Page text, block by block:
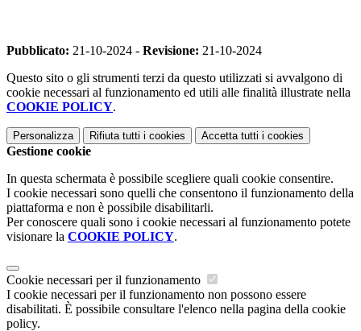
Pubblicato: 21-10-2024 - Revisione: 21-10-2024
Questo sito o gli strumenti terzi da questo utilizzati si avvalgono di
cookie necessari al funzionamento ed utili alle finalità illustrate nella
COOKIE POLICY.
Personalizza Rifiuta tutti i cookies Accetta tutti i cookies
Gestione cookie
In questa schermata è possibile scegliere quali cookie consentire.
I cookie necessari sono quelli che consentono il funzionamento della
piattaforma e non è possibile disabilitarli.
Per conoscere quali sono i cookie necessari al funzionamento potete
visionare la COOKIE POLICY.
Cookie necessari per il funzionamento
I cookie necessari per il funzionamento non possono essere
disabilitati. È possibile consultare l'elenco nella pagina della cookie
policy.